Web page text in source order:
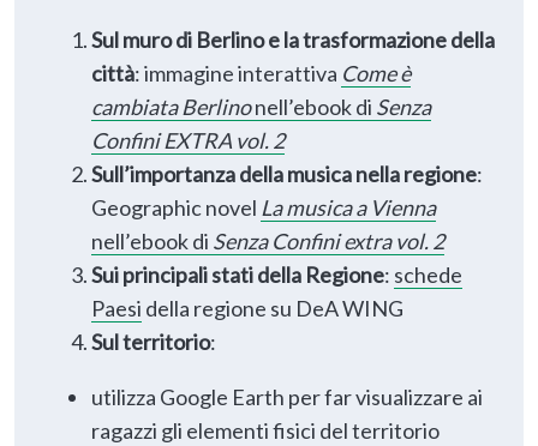
Sul muro di Berlino e la trasformazione della
città: immagine interattiva Come è
cambiata Berlinonell’ebook di Senza
ConfiniEXTRA vol. 2
Sull’importanza della musica nella regione:
Geographic novel La musica a Vienna
nell’ebook di Senza Confini extra vol. 2
Sui principali stati della Regione: schede
Paesi della regione su DeA WING
Sul territorio:
utilizza Google Earth per far visualizzare ai
ragazzi gli elementi fisici del territorio